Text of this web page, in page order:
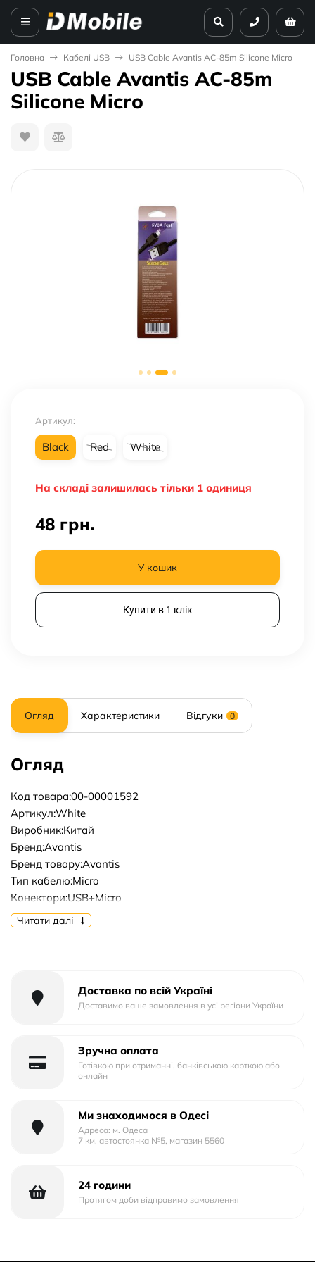
Головна Кабелі USB USB Cable Avantis AC-85m Silicone Micro
USB Cable Avantis AC-85m
Silicone Micro
Артикул:
Black Red White
На складі залишилась тільки 1 одиниця
48 грн.
У кошик
Купити в 1 клік
Огляд Характеристики Відгуки 0
Огляд
Код товара:00-00001592
Артикул:White
Виробник:Китай
Бренд:Avantis
Бренд товару:Avantis
Тип кабелю:Micro
Конектори:USB+Micro
Довжина кабелю, м:1m
Читати далі
Доставка по всій Україні
Доставимо ваше замовлення в усі регіони України
Зручна оплата
Готівкою при отриманні, банківською карткою або
онлайн
Ми знаходимося в Одесі
Адреса: м. Одеса
7 км, автостоянка №5, магазин 5560
24 години
Протягом доби відправимо замовлення